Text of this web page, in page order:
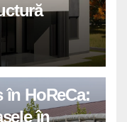
în HoReCa:
în